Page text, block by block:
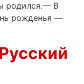
родился.— В
рожденья —